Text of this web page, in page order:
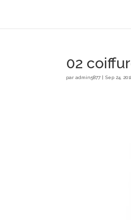
02
paradmin5877 | Sep 24,